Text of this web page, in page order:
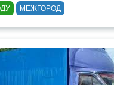
МЕЖГОРОД